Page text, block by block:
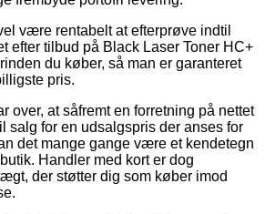
være rentabelt at efterprøve indtil
efter tilbud på Black Laser Toner HC+
du køber, så man er garanteret
pris.
over, at såfremt en forretning på nettet
salg for en udsalgspris der anses for
det mange gange være et kendetegn
Handler med kort er dog
der støtter dig som køber imod